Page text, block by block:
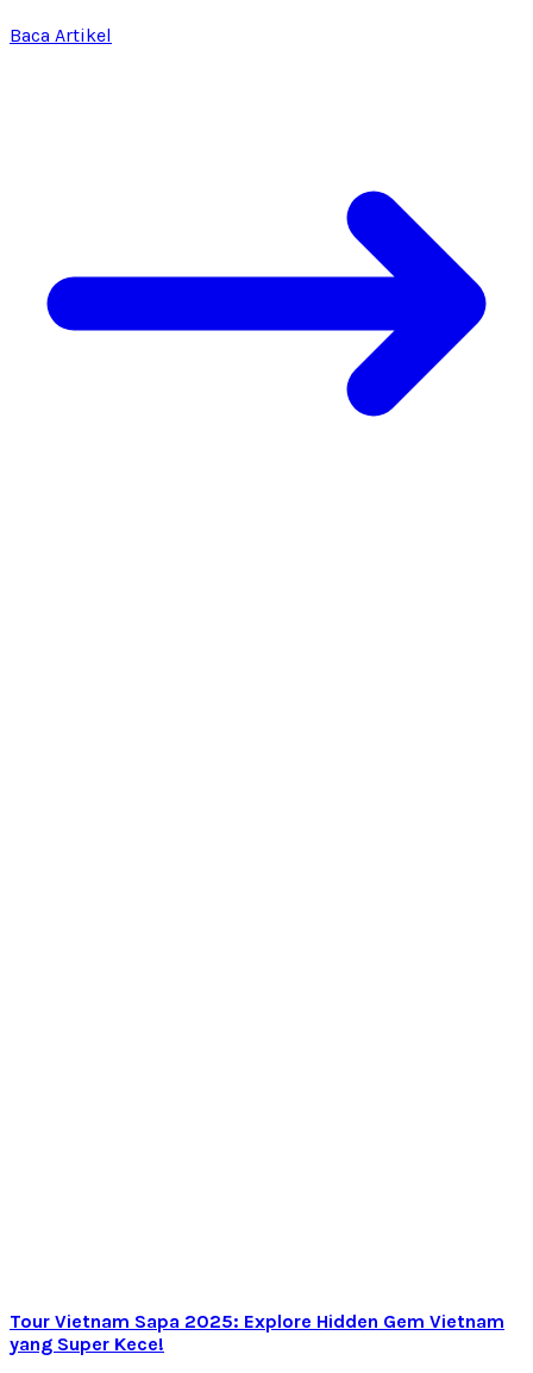
Baca Artikel
Tour Vietnam Sapa 2025: Explore Hidden Gem Vietnam
yang Super Kece!